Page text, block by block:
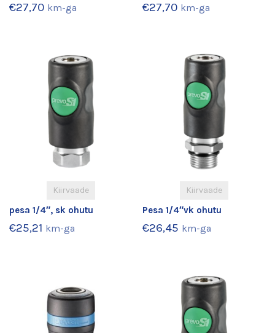
€27,70 km-ga €27,70 km-ga
Kiirvaade
pesa 1/4″, sk ohutu
€25,21 km-ga
Kiirvaade
Pesa 1/4″vk ohutu
€26,45 km-ga